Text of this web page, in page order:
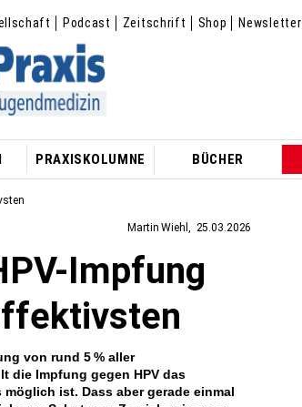
Podcast Zeitschrift Shop Newsletter
PRAXISKOLUMNE BÜCHER
Martin Wiehl 25.03.2026
Impfung
von rund 5 % aller
die Impfung gegen HPV das
ist. Dass aber gerade einmal